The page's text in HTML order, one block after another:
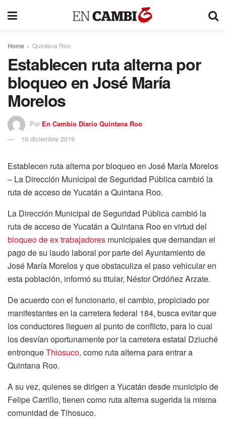
Home Quintana Roo
Establecen ruta alterna por
bloqueo en José María
Morelos
Por En Cambio Diario Quintana Roo
19 diciembre 2019
Establecen ruta alterna por bloqueo en José María Morelos
– La Dirección Municipal de Seguridad Pública cambió la
ruta de acceso de Yucatán a Quintana Roo.
La Dirección Municipal de Seguridad Pública cambió la
ruta de acceso de Yucatán a Quintana Roo en virtud del
bloqueo de ex trabajadores municipales que demandan el
pago de su laudo laboral por parte del Ayuntamiento de
José María Morelos y que obstaculiza el paso vehicular en
esta población, informó su titular, Néstor Ordóñez Arzate.
De acuerdo con el funcionario, el cambio, propiciado por
manifestantes en la carretera federal 184, busca evitar que
los conductores lleguen al punto de conflicto, para lo cual
los desvían oportunamente por la carretera estatal Dziuché
entronqueThiosuco, como ruta alterna para entrar a
Quintana Roo.
A su vez, quienes se dirigen a Yucatán desde municipio de
Felipe Carrillo, tienen como ruta alterna sugerida la misma
comunidad de Tihosuco.